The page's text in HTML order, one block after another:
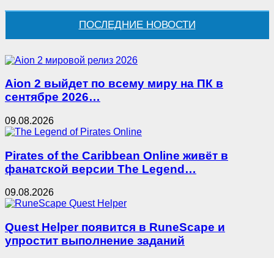
ПОСЛЕДНИЕ НОВОСТИ
Aion 2 выйдет по всему миру на ПК в
сентябре 2026…
09.08.2026
Pirates of the Caribbean Online живёт в
фанатской версии The Legend…
09.08.2026
Quest Helper появится в RuneScape и
упростит выполнение заданий